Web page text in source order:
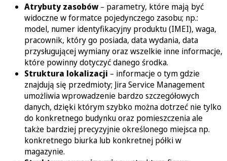
Atrybuty zasobów – parametry, które mają być
widoczne w formatce pojedynczego zasobu; np.:
model, numer identyfikacyjny produktu (IMEI), waga,
pracownik, który go posiada, data wydania, data
przysługującej wymiany oraz wszelkie inne informacje,
które powinny dotyczyć danego środka.
Struktura lokalizacji – informacje o tym gdzie
znajdują się przedmioty; Jira Service Management
umożliwia wprowadzenie bardzo szczegółowych
danych, dzięki którym szybko można dotrzeć nie tylko
do konkretnego budynku oraz pomieszczenia ale
także bardziej precyzyjnie określonego miejsca np.
konkretnego biurka lub konkretnej półki w
magazynie.